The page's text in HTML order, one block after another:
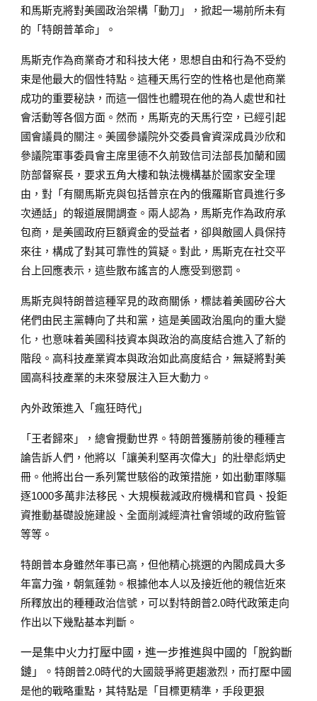
和馬斯克將對美國政治架構「動刀」，掀起一場前所未有
的「特朗普革命」。
馬斯克作為商業奇才和科技大佬，思想自由和行為不受約
束是他最大的個性特點。這種天馬行空的性格也是他商業
成功的重要秘訣，而這一個性也體現在他的為人處世和社
會活動等各個方面。然而，馬斯克的天馬行空，已經引起
國會議員的關注。美國參議院外交委員會資深成員沙欣和
參議院軍事委員會主席里德不久前致信司法部長加蘭和國
防部督察長，要求五角大樓和執法機構基於國家安全理
由，對「有關馬斯克與包括普京在內的俄羅斯官員進行多
次通話」的報道展開調查。兩人認為，馬斯克作為政府承
包商，是美國政府巨額資金的受益者，卻與敵國人員保持
來往，構成了對其可靠性的質疑。對此，馬斯克在社交平
台上回應表示，這些散布謠言的人應受到懲罰。
馬斯克與特朗普這種罕見的政商關係，標誌着美國矽谷大
佬們由民主黨轉向了共和黨，這是美國政治風向的重大變
化，也意味着美國科技資本與政治的高度結合進入了新的
階段。高科技產業資本與政治如此高度結合，無疑將對美
國高科技產業的未來發展注入巨大動力。
內外政策進入「瘋狂時代」
「王者歸來」，總會攪動世界。特朗普獲勝前後的種種言
論告訴人們，他將以「讓美利堅再次偉大」的壯舉彪炳史
冊。他將出台一系列驚世駭俗的政策措施，如出動軍隊驅
逐1000多萬非法移民、大規模裁減政府機構和官員、投鉅
資推動基礎設施建設、全面削減經濟社會領域的政府監管
等等。
特朗普本身雖然年事已高，但他精心挑選的內閣成員大多
年富力強，朝氣蓬勃。根據他本人以及接近他的親信近來
所釋放出的種種政治信號，可以對特朗普2.0時代政策走向
作出以下幾點基本判斷。
一是集中火力打壓中國，進一步推進與中國的「脫鈎斷
鏈」。特朗普2.0時代的大國競爭將更趨激烈，而打壓中國
是他的戰略重點，其特點是「目標更精準，手段更狠